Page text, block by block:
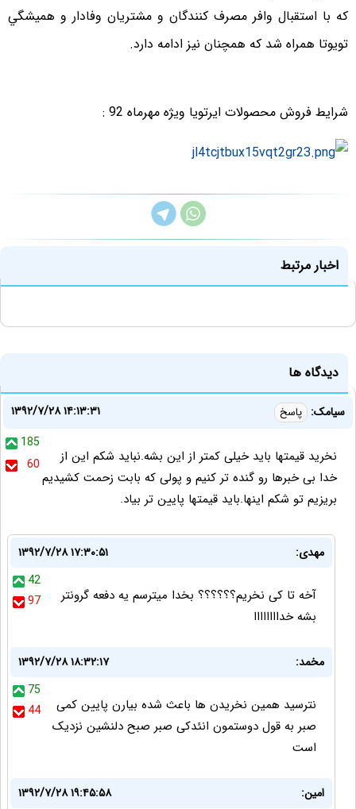
که با استقبال وافر مصرف کنندگان و مشتريان وفادار و هميشگي
تويوتا همراه شد که همچنان نيز ادامه دارد.
شرایط فروش محصولات ایرتویا ویژه مهرماه 92 :
اخبار مرتبط
دیدگاه ها
سیامک: پاسخ
۱۳۹۲/۷/۲۸ ۱۴:۱۳:۳۱
185
60
نخرید قیمتها باید خیلی کمتر از این بشه.نباید شکم این از
خدا بی خبرها رو گنده تر کنیم و پولی که بابت زحمت کشیدیم
بریزیم تو شکم اینها.باید قیمتها پایین تر بیاد.
مهدی:
۱۳۹۲/۷/۲۸ ۱۷:۳۰:۵۱
42
97
آخه تا کی نخریم؟؟؟؟؟؟ بخدا میترسم یه دفعه گرونتر
بشه خداااااااا
مخمد:
۱۳۹۲/۷/۲۸ ۱۸:۳۲:۱۷
75
44
نترسید همین نخریدن ها باعث شده بیارن پایین کمی
صبر به قول دوستمون انئدکی صبر صبح دلنشین نزدیک
است
امین: ۱۳۹۲/۷/۲۸ ۱۹:۴۵:۵۸